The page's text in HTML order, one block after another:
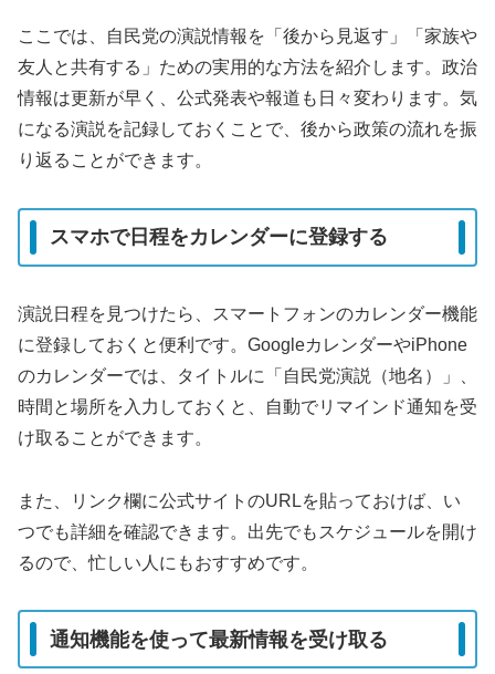
ここでは、自民党の演説情報を「後から見返す」「家族や
友人と共有する」ための実用的な方法を紹介します。政治
情報は更新が早く、公式発表や報道も日々変わります。気
になる演説を記録しておくことで、後から政策の流れを振
り返ることができます。
スマホで日程をカレンダーに登録する
演説日程を見つけたら、スマートフォンのカレンダー機能
に登録しておくと便利です。GoogleカレンダーやiPhone
のカレンダーでは、タイトルに「自民党演説（地名）」、
時間と場所を入力しておくと、自動でリマインド通知を受
け取ることができます。
また、リンク欄に公式サイトのURLを貼っておけば、い
つでも詳細を確認できます。出先でもスケジュールを開け
るので、忙しい人にもおすすめです。
通知機能を使って最新情報を受け取る